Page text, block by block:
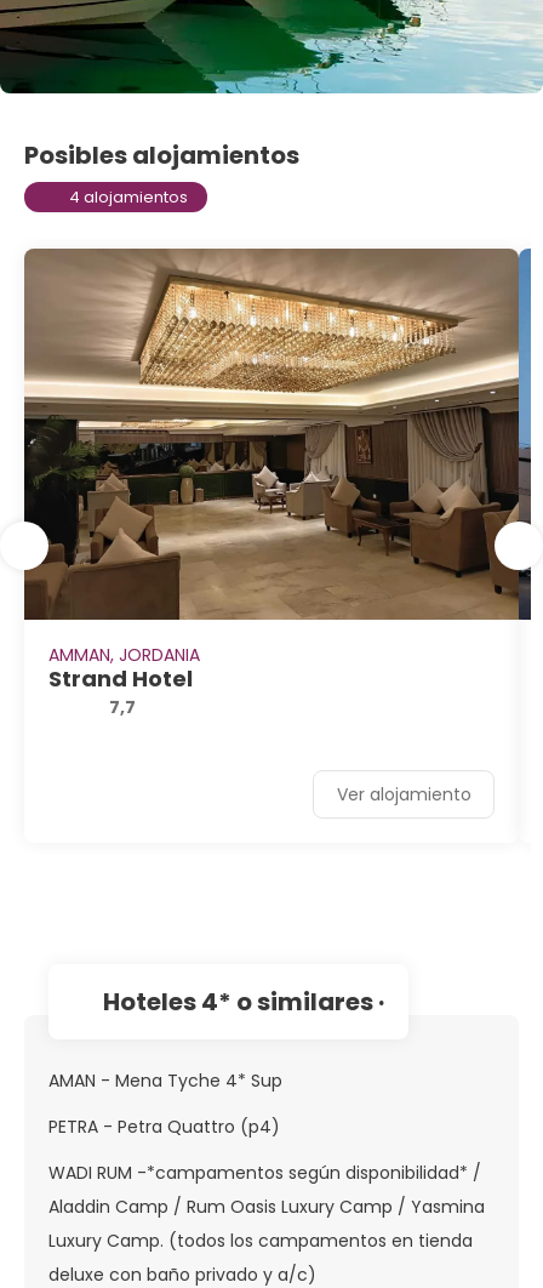
Posibles alojamientos
4 alojamientos
AMMAN, JORDANIA
Strand Hotel
7,7
Ver alojamiento
hoteles 4* o similares ·
AMAN - Mena Tyche 4* Sup
PETRA - Petra Quattro (p4)
WADI RUM -*campamentos según disponibilidad* /
Aladdin Camp / Rum Oasis Luxury Camp / Yasmina
Luxury Camp. (todos los campamentos en tienda
deluxe con baño privado y a/c)